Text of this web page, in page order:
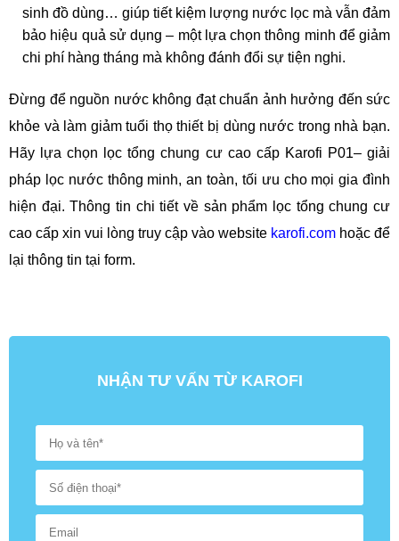
sinh đồ dùng… giúp tiết kiệm lượng nước lọc mà vẫn đảm
bảo hiệu quả sử dụng – một lựa chọn thông minh để giảm
chi phí hàng tháng mà không đánh đổi sự tiện nghi.
Đừng để nguồn nước không đạt chuẩn ảnh hưởng đến sức
khỏe và làm giảm tuổi thọ thiết bị dùng nước trong nhà bạn.
Hãy lựa chọn lọc tổng chung cư cao cấp Karofi P01– giải
pháp lọc nước thông minh, an toàn, tối ưu cho mọi gia đình
hiện đại. Thông tin chi tiết về sản phẩm lọc tổng chung cư
cao cấp xin vui lòng truy cập vào website karofi.com hoặc để
lại thông tin tại form.
NHẬN TƯ VẤN TỪ KAROFI